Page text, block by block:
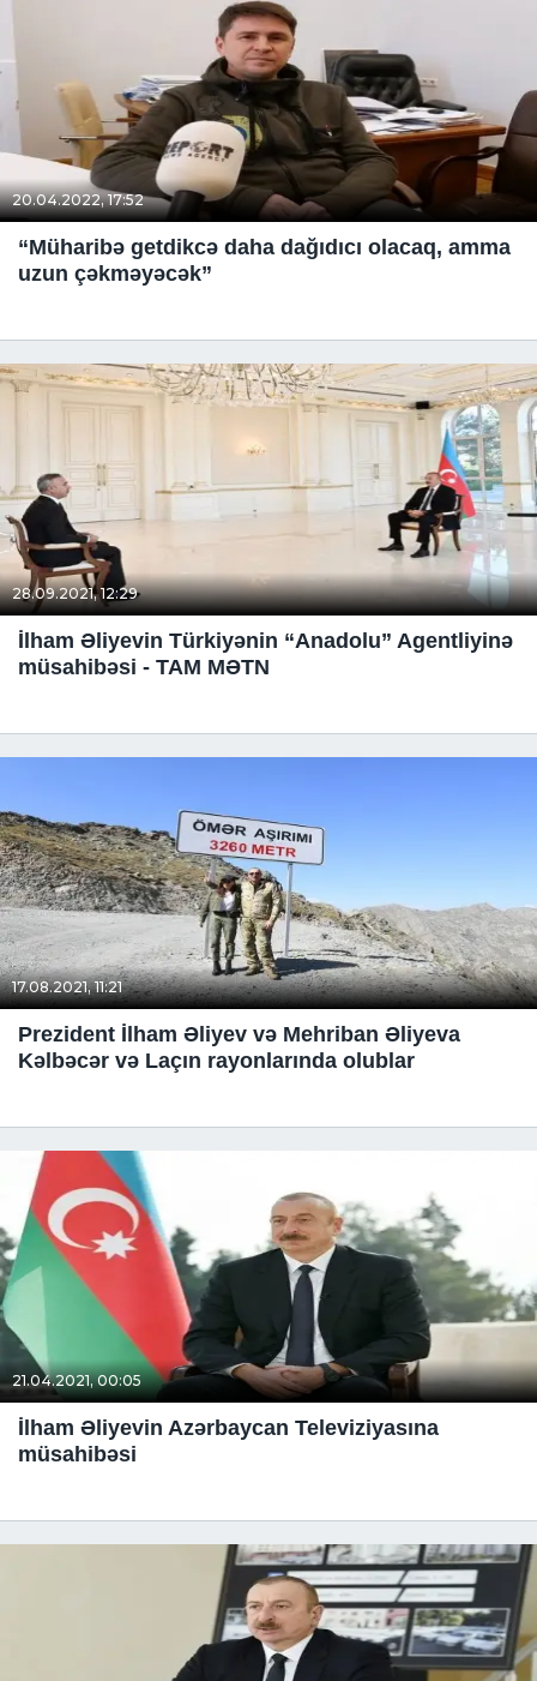
20.04.2022, 17:52
“Müharibə getdikcə daha dağıdıcı olacaq, amma
uzun çəkməyəcək”
28.09.2021, 12:29
İlham Əliyevin Türkiyənin “Anadolu” Agentliyinə
müsahibəsi - TAM MƏTN
17.08.2021, 11:21
Prezident İlham Əliyev və Mehriban Əliyeva
Kəlbəcər və Laçın rayonlarında olublar
21.04.2021, 00:05
İlham Əliyevin Azərbaycan Televiziyasına
müsahibəsi